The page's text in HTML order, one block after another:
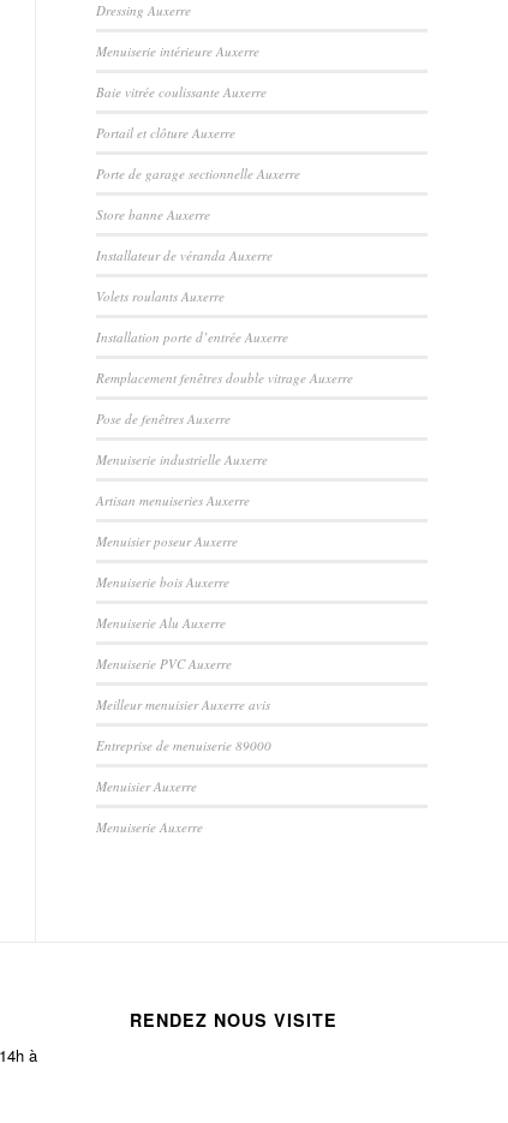
Dressing Auxerre
Menuiserie intérieure Auxerre
Baie vitrée coulissante Auxerre
Portail et clôture Auxerre
Porte de garage sectionnelle Auxerre
Store banne Auxerre
Installateur de véranda Auxerre
Volets roulants Auxerre
Installation porte d’entrée Auxerre
Remplacement fenêtres double vitrage Auxerre
Pose de fenêtres Auxerre
Menuiserie industrielle Auxerre
Artisan menuiseries Auxerre
Menuisier poseur Auxerre
Menuiserie bois Auxerre
Menuiserie Alu Auxerre
Menuiserie PVC Auxerre
Meilleur menuisier Auxerre avis
Entreprise de menuiserie 89000
Menuisier Auxerre
Menuiserie Auxerre
à
RENDEZ NOUS VISITE